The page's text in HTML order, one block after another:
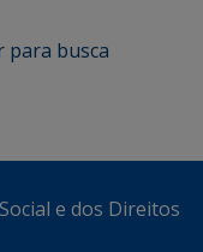
para busca
e dos Direitos